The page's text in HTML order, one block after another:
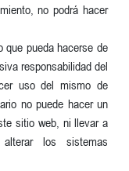
no podrá hacer
pueda hacerse de
responsabilidad del
uso del mismo de
no puede hacer un
sitio web, ni llevar a
los sistemas